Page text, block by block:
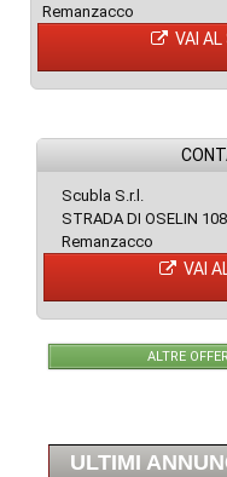
Remanzacco
VAI AL
Scubla S.r.l.
STRADA DI OSELIN 108
Remanzacco
VAI
ALTRE
ULTIMI